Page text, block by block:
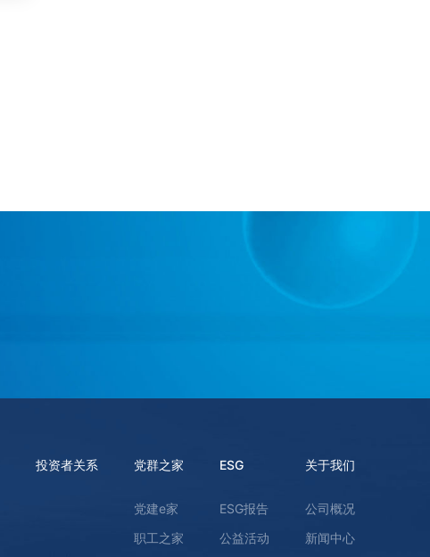
投资者关系 党群之家
党建e家
职工之家
ESG
ESG报告
公益活动
关于我们
公司概况
新闻中心